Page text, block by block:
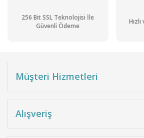
256 Bit SSL Teknolojisi İle
Güvenli Ödeme
Müşteri Hizmetleri
Alışveriş